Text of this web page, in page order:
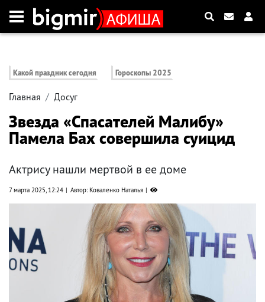
Какой праздник сегодня Гороскопы 2025
Главная Досуг
Звезда «Спасателей Малибу»
Памела Бах совершила суицид
Актрису нашли мертвой в ее доме
7 марта 2025, 12:24 Автор: Коваленко Наталья